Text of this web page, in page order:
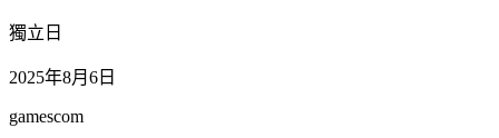
獨立日
2025年8月6日
gamescom